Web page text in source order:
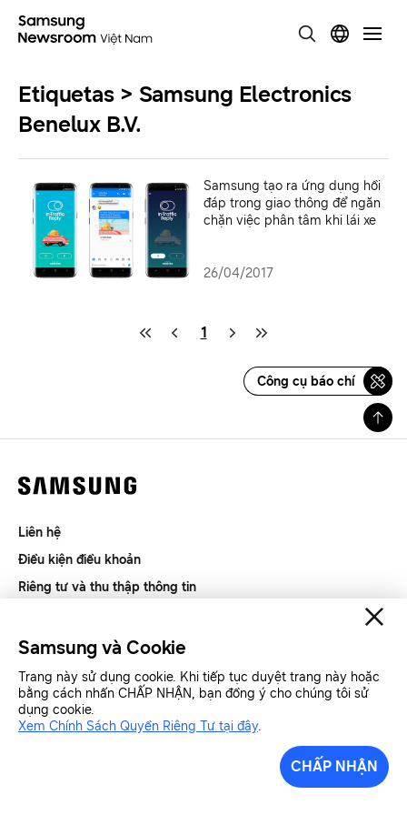
Etiquetas > Samsung Electronics
Benelux B.V.
Samsung tạo ra ứng dụng hồi
đáp trong giao thông để ngăn
chặn việc phân tâm khi lái xe
26/04/2017
1
Công cụ báo chí
Liên hệ
Điều kiện điều khoản
Riêng tư và thu thập thông tin
Samsung Việt Nam Samsung Xin chào
Samsung và Cookie
Trang này sử dụng cookie. Khi tiếp tục duyệt trang này hoặc
bằng cách nhấn CHẤP NHẬN, bạn đồng ý cho chúng tôi sử
dụng cookie.
Xem Chính Sách Quyền Riêng Tư tại đây.
CHẤP NHẬN